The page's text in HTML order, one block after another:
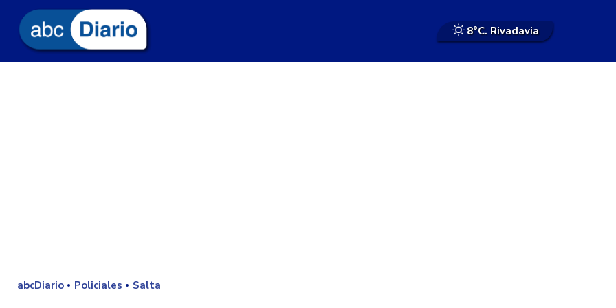
8°C. Rivadavia
abcDiario Policiales Salta